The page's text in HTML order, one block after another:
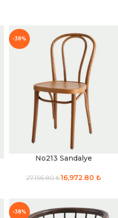
-38%
No213 Sandalye
27,156.80₺16,972.80 ₺
-38%